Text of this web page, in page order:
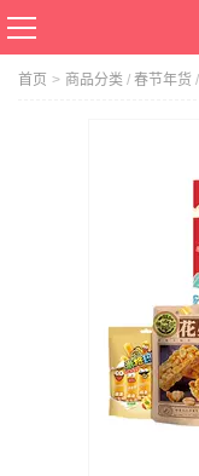
首页 > 商品分类 / 春节年货 /